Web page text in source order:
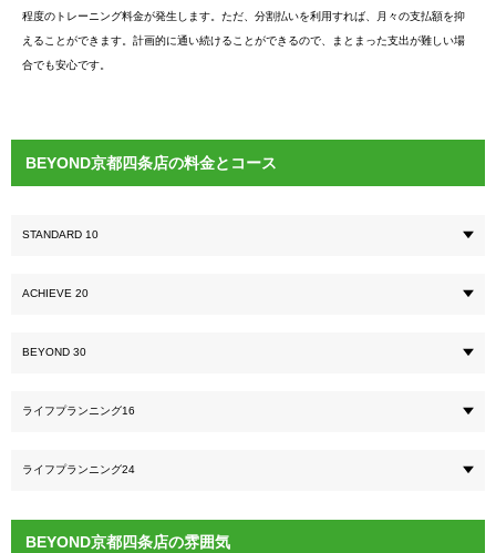
程度のトレーニング料金が発生します。ただ、分割払いを利用すれば、月々の支払額を抑
えることができます。計画的に通い続けることができるので、まとまった支出が難しい場
合でも安心です。
BEYOND京都四条店の料金とコース
STANDARD 10
ACHIEVE 20
BEYOND 30
ライフプランニング16
ライフプランニング24
BEYOND京都四条店の雰囲気